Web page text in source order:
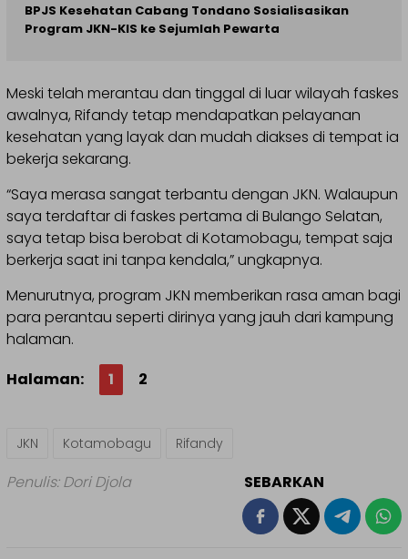
BPJS Kesehatan Cabang Tondano Sosialisasikan
Program JKN-KIS ke Sejumlah Pewarta
Meski telah merantau dan tinggal di luar wilayah faskes
awalnya, Rifandy tetap mendapatkan pelayanan
kesehatan yang layak dan mudah diakses di tempat ia
bekerja sekarang.
“Saya merasa sangat terbantu dengan JKN. Walaupun
saya terdaftar di faskes pertama di Bulango Selatan,
saya tetap bisa berobat di Kotamobagu, tempat saja
berkerja saat ini tanpa kendala,” ungkapnya.
Menurutnya, program JKN memberikan rasa aman bagi
para perantau seperti dirinya yang jauh dari kampung
halaman.
Halaman:
1 2
JKN Kotamobagu Rifandy
Penulis: Dori Djola SEBARKAN